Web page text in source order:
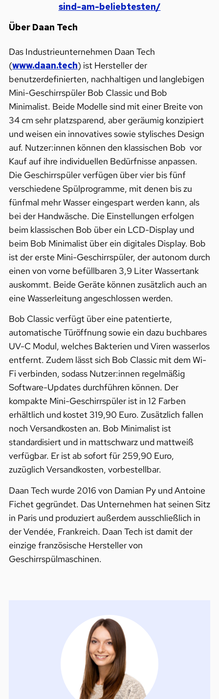
sind-am-beliebtesten/
Über Daan Tech
Das Industrieunternehmen Daan Tech
(www.daan.tech) ist Hersteller der
benutzerdefinierten, nachhaltigen und langlebigen
Mini-Geschirrspüler Bob Classic und Bob
Minimalist. Beide Modelle sind mit einer Breite von
34 cm sehr platzsparend, aber geräumig konzipiert
und weisen ein innovatives sowie stylisches Design
auf. Nutzer:innen können den klassischen Bob vor
Kauf auf ihre individuellen Bedürfnisse anpassen.
Die Geschirrspüler verfügen über vier bis fünf
verschiedene Spülprogramme, mit denen bis zu
fünfmal mehr Wasser eingespart werden kann, als
bei der Handwäsche. Die Einstellungen erfolgen
beim klassischen Bob über ein LCD-Display und
beim Bob Minimalist über ein digitales Display. Bob
ist der erste Mini-Geschirrspüler, der autonom durch
einen von vorne befüllbaren 3,9 Liter Wassertank
auskommt. Beide Geräte können zusätzlich auch an
eine Wasserleitung angeschlossen werden.
Bob Classic verfügt über eine patentierte,
automatische Türöffnung sowie ein dazu buchbares
UV-C Modul, welches Bakterien und Viren wasserlos
entfernt. Zudem lässt sich Bob Classic mit dem Wi-
Fi verbinden, sodass Nutzer:innen regelmäßig
Software-Updates durchführen können. Der
kompakte Mini-Geschirrspüler ist in 12 Farben
erhältlich und kostet 319,90 Euro. Zusätzlich fallen
noch Versandkosten an. Bob Minimalist ist
standardisiert und in mattschwarz und mattweiß
verfügbar. Er ist ab sofort für 259,90 Euro,
zuzüglich Versandkosten, vorbestellbar.
Daan Tech wurde 2016 von Damian Py und Antoine
Fichet gegründet. Das Unternehmen hat seinen Sitz
in Paris und produziert außerdem ausschließlich in
der Vendée, Frankreich. Daan Tech ist damit der
einzige französische Hersteller von
Geschirrspülmaschinen.